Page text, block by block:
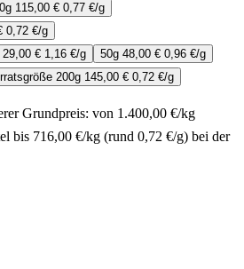
115,00 € 0,77 €/g
0,72 €/g
29,00 € 1,16 €/g 50g 48,00 € 0,96 €/g
200g 145,00 € 0,72 €/g
Grundpreis: von 1.400,00 €/kg
bis 716,00 €/kg (rund 0,72 €/g) bei der